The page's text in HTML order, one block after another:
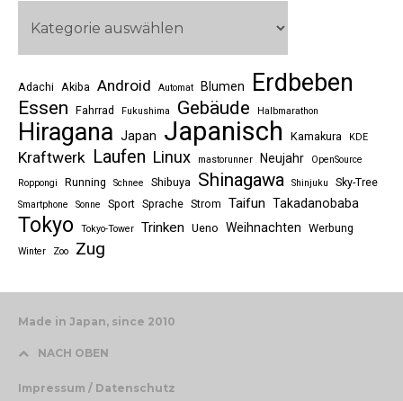
Adachi Akiba Android Automat Blumen Erdbeben
Essen Fahrrad Fukushima Gebäude Halbmarathon
Hiragana Japan Japanisch Kamakura KDE
Kraftwerk Laufen Linux mastorunner Neujahr
OpenSource
Roppongi
Running Schnee Shibuya Shinagawa Shinjuku Sky-Tree
Smartphone Sonne Sport Sprache Strom Taifun Takadanobaba
Tokyo Tokyo-Tower Trinken Ueno Weihnachten Werbung
Winter Zoo Zug
Made in Japan, since 2010
NACH OBEN
Impressum / Datenschutz